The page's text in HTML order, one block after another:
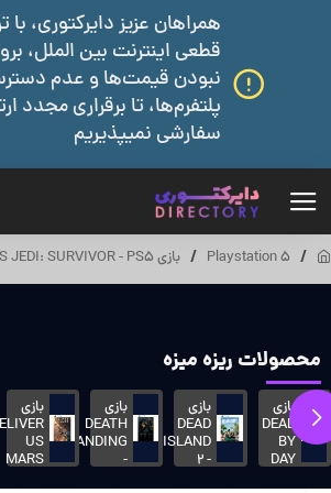
همراهان عزیز دایرکتوری، با
قطعی اینترنت بین الملل،
نبودن قیمت‌ها و عدم
پلتفرم‌ها، تا برقراری مجدد
سفارشی نمیپذیریم
Playstation 5 بازی STAR WARS JEDI: SURVIVOR - PS5
محصولات ریزه میزه
بازی
DEAD
BY
DAY
بازی
DEAD
ISLAND
2 -
بازی
DEATH
STRANDING
-
بازی
US
MARS